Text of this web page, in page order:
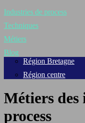
Industries de process
Techniques
Métiers
Blog
Région Bretagne
Région centre
Métiers des
process